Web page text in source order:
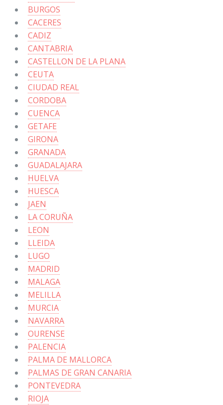
BURGOS
CACERES
CADIZ
CANTABRIA
CASTELLON DE LA PLANA
CEUTA
CIUDAD REAL
CORDOBA
CUENCA
GETAFE
GIRONA
GRANADA
GUADALAJARA
HUELVA
HUESCA
JAEN
LA CORUÑA
LEON
LLEIDA
LUGO
MADRID
MALAGA
MELILLA
MURCIA
NAVARRA
OURENSE
PALENCIA
PALMA DE MALLORCA
PALMAS DE GRAN CANARIA
PONTEVEDRA
RIOJA